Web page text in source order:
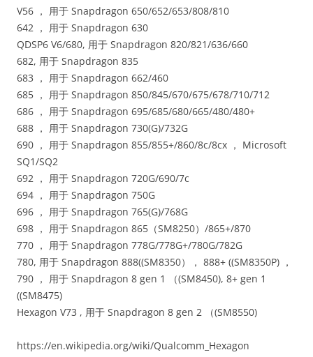
V56 ， 用于 Snapdragon 650/652/653/808/810
642 ， 用于 Snapdragon 630
QDSP6 V6/680, 用于 Snapdragon 820/821/636/660
682, 用于 Snapdragon 835
683 ， 用于 Snapdragon 662/460
685 ， 用于 Snapdragon 850/845/670/675/678/710/712
686 ， 用于 Snapdragon 695/685/680/665/480/480+
688 ， 用于 Snapdragon 730(G)/732G
690 ， 用于 Snapdragon 855/855+/860/8c/8cx ， Microsoft
SQ1/SQ2
692 ， 用于 Snapdragon 720G/690/7c
694 ， 用于 Snapdragon 750G
696 ， 用于 Snapdragon 765(G)/768G
698 ， 用于 Snapdragon 865（SM8250）/865+/870
770 ， 用于 Snapdragon 778G/778G+/780G/782G
780, 用于 Snapdragon 888((SM8350）， 888+ ((SM8350P) ，
790 ， 用于 Snapdragon 8 gen 1 （(SM8450), 8+ gen 1
((SM8475)
Hexagon V73 , 用于 Snapdragon 8 gen 2 （(SM8550)
https://en.wikipedia.org/wiki/Qualcomm_Hexagon